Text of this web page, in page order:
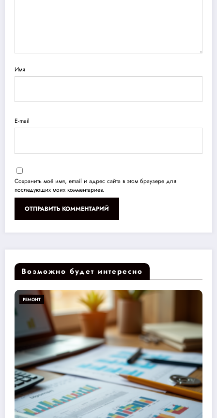
Имя
E-mail
Сохранить моё имя, email и адрес сайта в этом браузере для
последующих моих комментариев.
Возможно будет интересно
РЕМОНТ